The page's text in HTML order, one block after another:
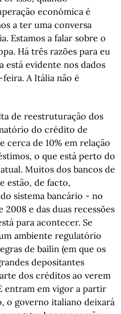
económica é
a ter uma conversa
Estamos a falar sobre o
Há três razões para eu
está evidente nos dados
A Itália não é
de reestruturação dos
do crédito de
cerca de 10% em relação
o que está perto do
Muitos dos bancos de
estão, de facto,
sistema bancário - no
e das duas recessões
para acontecer. Se
ambiente regulatório
de bailin (em que os
depositantes
dos créditos ao verem
entram em vigor a partir
o governo italiano deixará